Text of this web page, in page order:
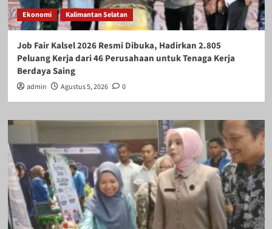
Ekonomi Kalimantan Selatan
Job Fair Kalsel 2026 Resmi Dibuka, Hadirkan 2.805
Peluang Kerja dari 46 Perusahaan untuk Tenaga Kerja
Berdaya Saing
admin Agustus 5, 2026 0